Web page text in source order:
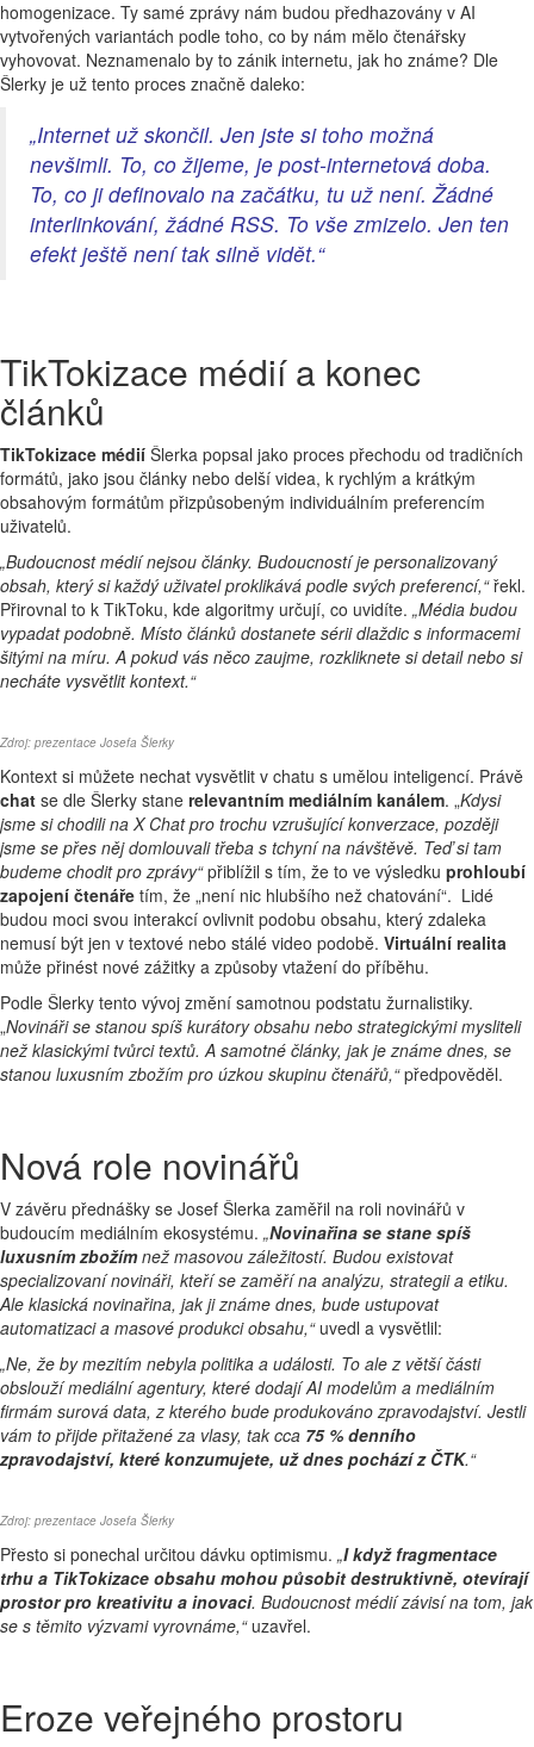
homogenizace. Ty samé zprávy nám budou předhazovány v AI
vytvořených variantách podle toho, co by nám mělo čtenářsky
vyhovovat. Neznamenalo by to zánik internetu, jak ho známe? Dle
Šlerky je už tento proces značně daleko:
„Internet už skončil. Jen jste si toho možná
nevšimli. To, co žijeme, je post-internetová doba.
To, co ji definovalo na začátku, tu už není. Žádné
interlinkování, žádné RSS. To vše zmizelo. Jen ten
efekt ještě není tak silně vidět.“
TikTokizace médií a konec
článků
TikTokizace médií Šlerka popsal jako proces přechodu od tradičních
formátů, jako jsou články nebo delší videa, k rychlým a krátkým
obsahovým formátům přizpůsobeným individuálním preferencím
uživatelů.
„Budoucnost médií nejsou články. Budoucností je personalizovaný
obsah, který si každý uživatel proklikává podle svých preferencí,“řekl.
Přirovnal to k TikToku, kde algoritmy určují, co uvidíte. „Média budou
vypadat podobně. Místo článků dostanete sérii dlaždic s informacemi
šitými na míru. A pokud vás něco zaujme, rozkliknete si detail nebo si
necháte vysvětlit kontext.“
Zdroj: prezentace Josefa Šlerky
Kontext si můžete nechat vysvětlit v chatu s umělou inteligencí. Právě
chat se dle Šlerky stane relevantním mediálním kanálem. „Kdysi
jsme si chodili na X Chat pro trochu vzrušující konverzace, později
jsme se přes něj domlouvali třeba s tchyní na návštěvě. Teď si tam
budeme chodit pro zprávy“přiblížil s tím, že to ve výsledku prohloubí
zapojení čtenáře tím, že „není nic hlubšího než chatování“. Lidé
budou moci svou interakcí ovlivnit podobu obsahu, který zdaleka
nemusí být jen v textové nebo stálé video podobě. Virtuální realita
může přinést nové zážitky a způsoby vtažení do příběhu.
Podle Šlerky tento vývoj změní samotnou podstatu žurnalistiky.
„Novináři se stanou spíš kurátory obsahu nebo strategickými mysliteli
než klasickými tvůrci textů. A samotné články, jak je známe dnes, se
stanou luxusním zbožím pro úzkou skupinu čtenářů,“předpověděl.
Nová role novinářů
V závěru přednášky se Josef Šlerka zaměřil na roli novinářů v
budoucím mediálním ekosystému. „Novinařina se stane spíš
luxusním zbožímnež masovou záležitostí. Budou existovat
specializovaní novináři, kteří se zaměří na analýzu, strategii a etiku.
Ale klasická novinařina, jak ji známe dnes, bude ustupovat
automatizaci a masové produkci obsahu,“uvedl a vysvětlil:
„Ne, že by mezitím nebyla politika a události. To ale z větší části
obslouží mediální agentury, které dodají AI modelům a mediálním
firmám surová data, z kterého bude produkováno zpravodajství. Jestli
vám to přijde přitažené za vlasy, tak cca 75 % denního
zpravodajství, které konzumujete, už dnes pochází z ČTK.“
Zdroj: prezentace Josefa Šlerky
Přesto si ponechal určitou dávku optimismu. „I když fragmentace
trhu a TikTokizace obsahu mohou působit destruktivně, otevírají
prostor pro kreativitu a inovaci. Budoucnost médií závisí na tom, jak
se s těmito výzvami vyrovnáme,“uzavřel.
Eroze veřejného prostoru